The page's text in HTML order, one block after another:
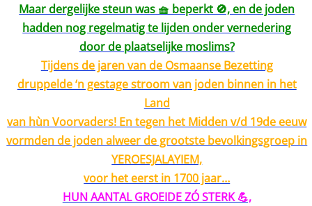
Maar dergelijke steun was 🧺 beperkt 🚫, en de joden
hadden nog regelmatig te lijden onder vernedering
door de plaatselijke moslims?
Tijdens de jaren van de Osmaanse Bezetting
druppelde ‘n gestage stroom van joden binnen in het
Land
van hùn Voorvaders! En tegen het Midden v/d 19de eeuw
vormden de joden alweer de grootste bevolkingsgroep in
YEROESJALAYIEM,
voor het eerst in 1700 jaar…
HUN AANTAL GROEIDE ZÓ STERK 💪,